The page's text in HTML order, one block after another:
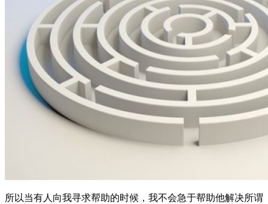
所以当有人向我寻求帮助的时候，我不会急于帮助他解决所谓